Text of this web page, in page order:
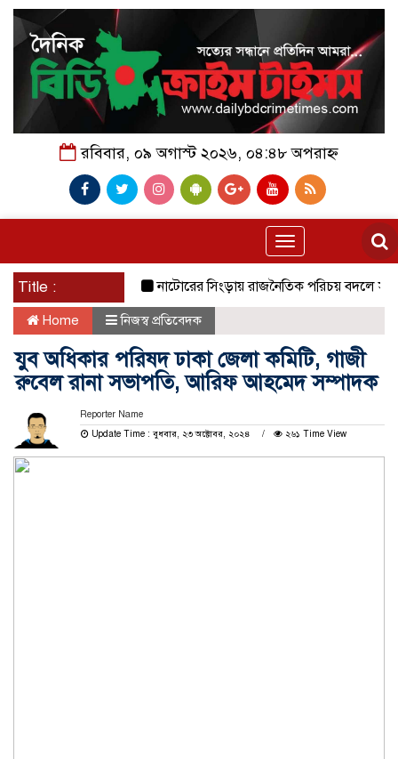
রবিবার, ০৯ অগাস্ট ২০২৬, ০৪:৪৮ অপরাহ্ন
Toggle
navigation
Title : নাটোরের সিংড়ায় রাজনৈতিক পরিচয় বদলে সুবিধা
Home নিজস্ব প্রতিবেদক
যুব অধিকার পরিষদ ঢাকা জেলা কমিটি, গাজী
রুবেল রানা সভাপতি, আরিফ আহমেদ সম্পাদক
Reporter Name
Update Time : বুধবার, ২৩ অক্টোবর, ২০২৪
২৬১ Time View